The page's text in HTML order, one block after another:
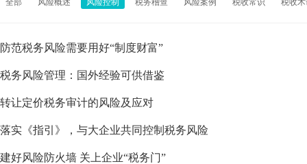
全部 风险概述 风险控制 税务稽查 风险案例 税收常识 税收
防范税务风险需要用好“制度财富”
税务风险管理：国外经验可供借鉴
转让定价税务审计的风险及应对
落实《指引》，与大企业共同控制税务风险
建好风险防火墙 关上企业“税务门”